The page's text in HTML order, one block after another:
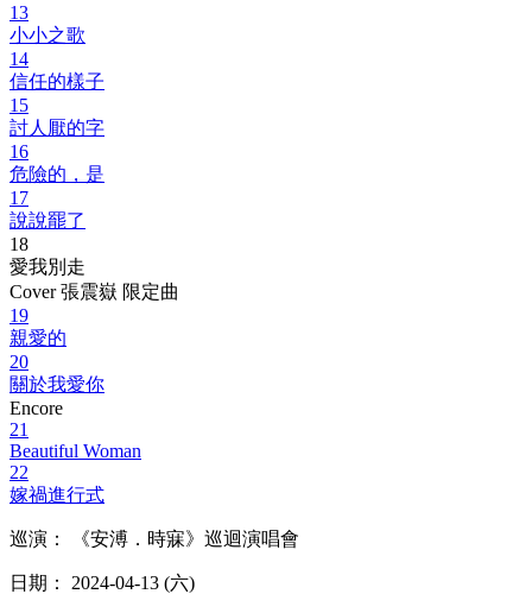
13
小小之歌
14
信任的樣子
15
討人厭的字
16
危險的，是
17
說說罷了
18
愛我別走
Cover 張震嶽 限定曲
19
親愛的
20
關於我愛你
Encore
21
Beautiful Woman
22
嫁禍進行式
巡演： 《安溥．時寐》巡迴演唱會
日期： 2024-04-13 (六)